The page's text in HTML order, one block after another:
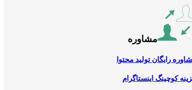
مشاوره
رایگان تولید محتوا
کوچینگ اینستاگرام